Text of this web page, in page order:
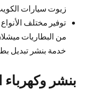
زيوت سيارات
توفير مختلف
خدمة بنشر تبديل
بنشر وكهرباء